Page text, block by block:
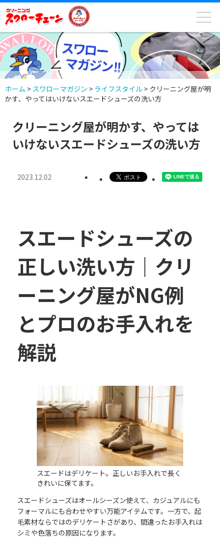
ホーム > スワローマガジン > ライフスタイル > クリーニング屋が明
かす、やってはいけないスエードシューズの洗い方
クリーニング屋が明かす、やっては
いけないスエードシューズの洗い方
2023.12.02
スエードシューズの
正しい洗い方｜クリ
ーニング屋がNG例
とプロのお手入れを
解説
スエードはデリケート。正しいお手入れで長く
きれいに保てます。
スエードシューズはオールシーズン使えて、カジュアルにも
フォーマルにも合わせやすい万能アイテムです。一方で、起
毛素材ならではのデリケートさがあり、間違ったお手入れは
シミや色落ちの原因になります。